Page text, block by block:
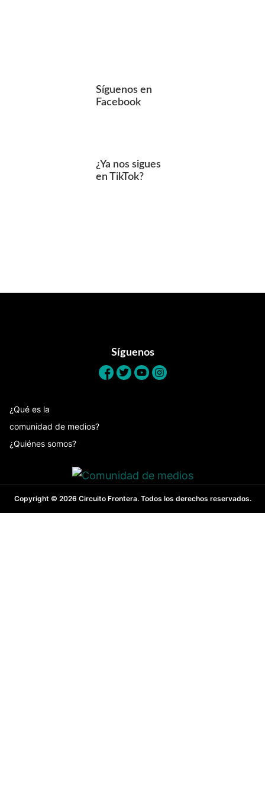
Síguenos en
Facebook
¿Ya nos sigues
en TikTok?
Síguenos
¿Qué es la
comunidad de medios?
¿Quiénes somos?
Copyright © 2026 Circuito Frontera. Todos los derechos reservados.